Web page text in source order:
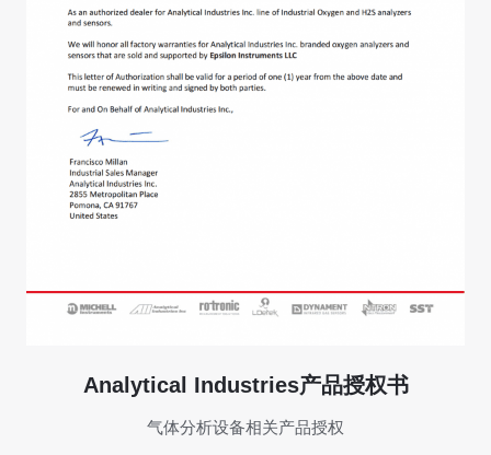
Analytical Industries产品授权书
气体分析设备相关产品授权